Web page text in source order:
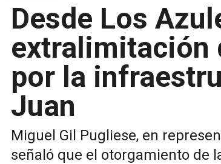
Desde Los
extralimitación
por la
Juan
Miguel Gil Pugliese, en
señaló que el otorgamiento de